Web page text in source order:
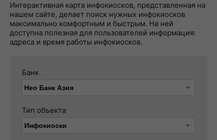
Интерактивная карта инфокиосков, представленная на
нашем сайте, делает поиск нужных инфокиосков
максимально комфортным и быстрым. На ней
доступна полезная для пользователей информация:
адреса и время работы инфокиосков.
Банк
Тип объекта